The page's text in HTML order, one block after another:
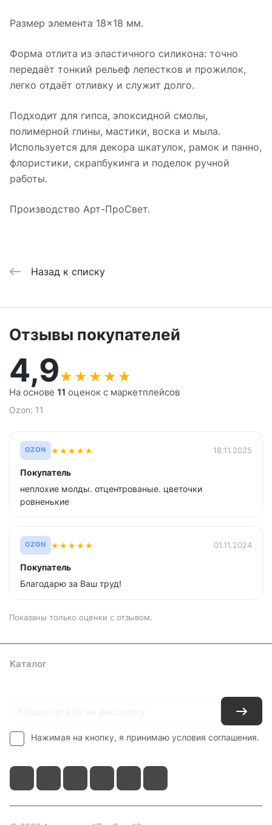
Размер элемента 18×18 мм.
Форма отлита из эластичного силикона: точно
передаёт тонкий рельеф лепестков и прожилок,
легко отдаёт отливку и служит долго.
Подходит для гипса, эпоксидной смолы,
полимерной глины, мастики, воска и мыла.
Используется для декора шкатулок, рамок и панно,
флористики, скрапбукинга и поделок ручной
работы.
Производство Арт-ПроСвет.
Назад к списку
Отзывы покупателей
4,9★ ★ ★ ★ ★
На основе 11 оценок с маркетплейсов
Ozon: 11
OZON ★★★★★ 18.11.2025
Покупатель
неплохие молды. отцентрованые. цветочки
ровненькие
OZON ★★★★★ 01.11.2024
Покупатель
Благодарю за Ваш труд!
Показаны только оценки с отзывом.
Каталог
Нажимая на кнопку, я принимаю условия соглашения.